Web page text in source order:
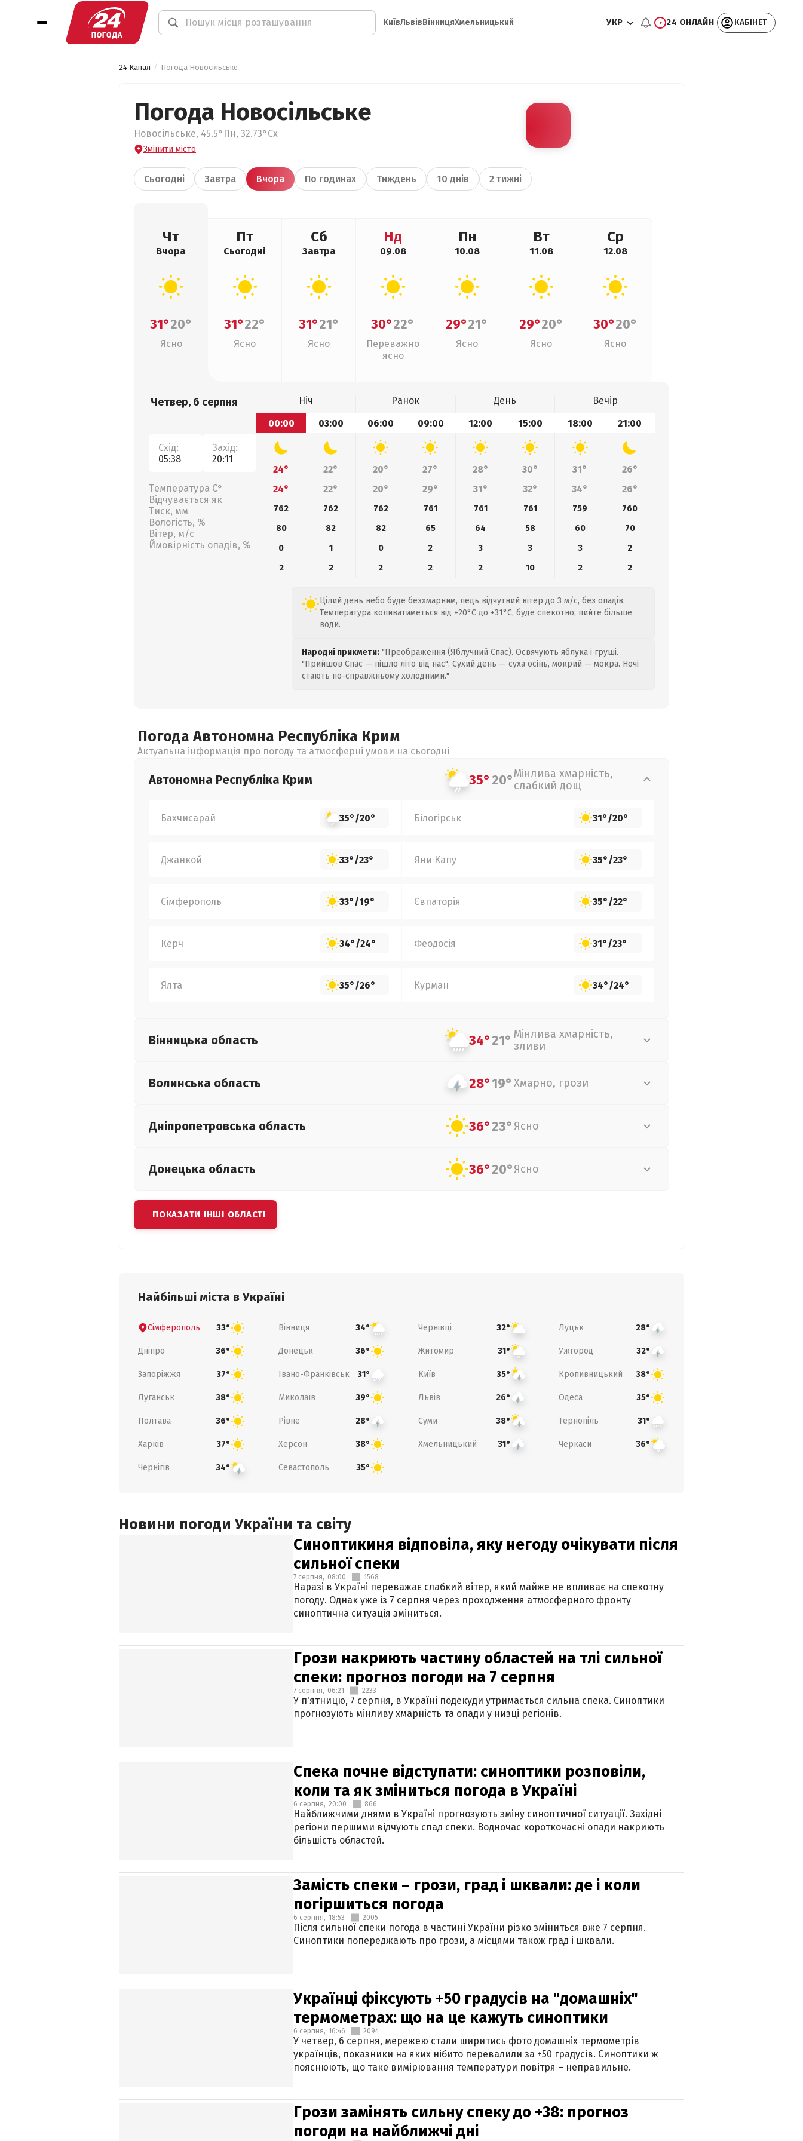
КиївЛьвівВінницяХмельницький УКР 24 ОНЛАЙН КАБІНЕТ
24 Канал Погода Новосільське
Погода Новосільське
Новосільське, 45.5°Пн, 32.73°Сх
Змінити місто
Сьогодні Завтра Вчора По годинах Тиждень 10 днів 2 тижні
Чт
Вчора
31°20°
Ясно
Пт
Сьогодні
31°22°
Ясно
Сб
Завтра
31°21°
Ясно
Нд
09.08
30°22°
Переважно
ясно
Пн
10.08
29°21°
Ясно
Вт
11.08
29°20°
Ясно
Ср
12.08
30°20°
Ясно
Четвер, 6 серпня
Схід:
05:38
Захід:
20:11
Температура С°
Відчувається як
Тиск, мм
Вологість, %
Вітер, м/с
Ймовірність опадів, %
Ніч Ранок День
Вечір
00:00
03:00 06:00 09:00 12:00 15:00 18:00 21:00
24° 22° 20° 27° 28° 30° 31°
26°
24°
22° 20° 29° 31° 32° 34° 26°
762 762 762 761 761 761 759
760
80
82 82 65 64 58 60
70
0
1 0 2 3 3 3
2
2
2 2 2 2 10 2 2
Цілий день небо буде безхмарним, ледь відчутний вітер до 3 м/с, без опадів.
Температура коливатиметься від +20°C до +31°C, буде спекотно, пийте більше
води.
Народні прикмети: "Преображення (Яблучний Спас). Освячують яблука і груші.
"Прийшов Спас — пішло літо від нас". Сухий день — суха осінь, мокрий — мокра. Ночі
стають по-справжньому холодними."
Погода Автономна Республіка Крим
Актуальна інформація про погоду та атмосферні умови на сьогодні
Автономна Республіка Крим 35°20°Мінлива хмарність,
слабкий дощ
Бахчисарай 35°/20° Білогірськ 31°/20°
Джанкой 33°/23° Яни Капу 35°/23°
Сімферополь 33°/19° Євпаторія 35°/22°
Керч 34°/24° Феодосія 31°/23°
Ялта 35°/26° Курман 34°/24°
Вінницька область 34°21° Мінлива хмарність,
зливи
Волинська область 28°19° Хмарно, грози
Дніпропетровська область 36°23° Ясно
Донецька область 36°20°Ясно
ПОКАЗАТИ ІНШІ ОБЛАСТІ
Найбільші міста в Україні
Сімферополь 33° Вінниця 34° Чернівці 32° Луцьк 28°
Дніпро 36° Донецьк 36° Житомир 31° Ужгород 32°
Запоріжжя 37° Івано-Франківськ 31° Київ 35° Кропивницький 38°
Луганськ 38° Миколаїв 39° Львів 26° Одеса 35°
Полтава 36° Рівне 28° Суми 38° Тернопіль 31°
Харків 37° Херсон 38° Хмельницький 31° Черкаси 36°
Чернігів 34° Севастополь 35°
Новини погоди України та світу
Синоптикиня відповіла, яку негоду очікувати після
сильної спеки
7 серпня, 08:00 1568
Наразі в Україні переважає слабкий вітер, який майже не впливає на спекотну
погоду. Однак уже із 7 серпня через проходження атмосферного фронту
синоптична ситуація зміниться.
Грози накриють частину областей на тлі сильної
спеки: прогноз погоди на 7 серпня
7 серпня, 06:21 2233
У п'ятницю, 7 серпня, в Україні подекуди утримається сильна спека. Синоптики
прогнозують мінливу хмарність та опади у низці регіонів.
Спека почне відступати: синоптики розповіли,
коли та як зміниться погода в Україні
6 серпня, 20:00 866
Найближчими днями в Україні прогнозують зміну синоптичної ситуації. Західні
регіони першими відчують спад спеки. Водночас короткочасні опади накриють
більшість областей.
Замість спеки – грози, град і шквали: де і коли
погіршиться погода
6 серпня, 18:53 2005
Після сильної спеки погода в частині України різко зміниться вже 7 серпня.
Синоптики попереджають про грози, а місцями також град і шквали.
Українці фіксують +50 градусів на "домашніх"
термометрах: що на це кажуть синоптики
6 серпня, 16:46 2094
У четвер, 6 серпня, мережею стали ширитись фото домашніх термометрів
українців, показники на яких нібито перевалили за +50 градусів. Синоптики ж
пояснюють, що таке вимірювання температури повітря – неправильне.
Грози замінять сильну спеку до +38: прогноз
погоди на найближчі дні